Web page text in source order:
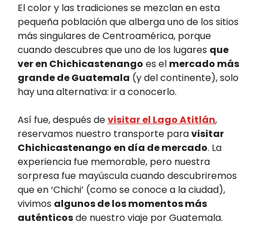
El color y las tradiciones se mezclan en esta
pequeña población que alberga uno de los sitios
más singulares de Centroamérica, porque
cuando descubres que uno de los lugares que
ver en Chichicastenango es el mercado más
grande de Guatemala (y del continente), solo
hay una alternativa: ir a conocerlo.
Así fue, después devisitar el Lago Atitlán,
reservamos nuestro transporte paravisitar
Chichicastenango en día de mercado. La
experiencia fue memorable, pero nuestra
sorpresa fue mayúscula cuando descubriremos
que en ‘Chichi’ (como se conoce a la ciudad),
vivimos algunos de los momentos más
auténticosde nuestro viaje por Guatemala.